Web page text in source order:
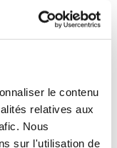
le contenu
relatives aux
Nous
sur l'utilisation de
de La Haye
y est
obtenu son
Étant le seul